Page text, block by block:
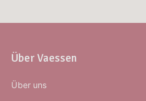
Über Vaessen
Über uns